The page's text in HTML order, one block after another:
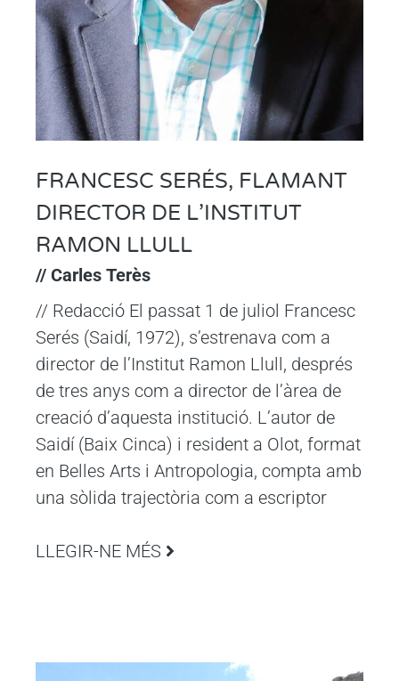
FRANCESC SERÉS, FLAMANT
DIRECTOR DE L’INSTITUT
RAMON LLULL
// Carles Terès
// Redacció El passat 1 de juliol Francesc
Serés (Saidí, 1972), s’estrenava com a
director de l’Institut Ramon Llull, després
de tres anys com a director de l’àrea de
creació d’aquesta institució. L’autor de
Saidí (Baix Cinca) i resident a Olot, format
en Belles Arts i Antropologia, compta amb
una sòlida trajectòria com a escriptor
LLEGIR-NE MÉS